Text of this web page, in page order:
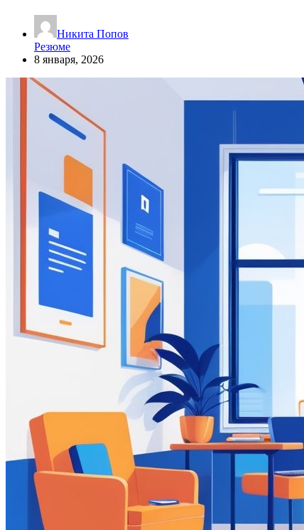
Никита Попов
Резюме
8 января, 2026